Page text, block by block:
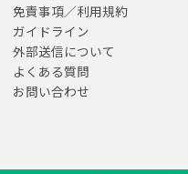
免責事項／利用規約
ガイドライン
外部送信について
よくある質問
お問い合わせ